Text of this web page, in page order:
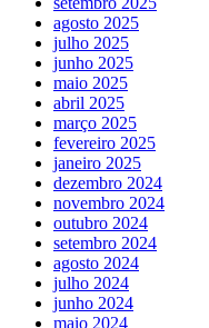
agosto 2025
julho 2025
junho 2025
maio 2025
abril 2025
março 2025
fevereiro 2025
janeiro 2025
dezembro 2024
novembro 2024
outubro 2024
setembro 2024
agosto 2024
julho 2024
junho 2024
maio 2024